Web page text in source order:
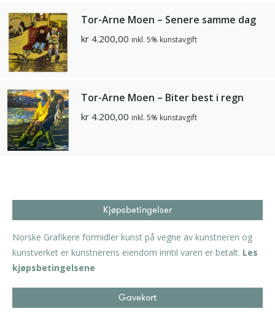
Tor-Arne Moen – Senere samme dag
kr 4.200,00 inkl. 5% kunstavgift
Tor-Arne Moen – Biter best i regn
kr 4.200,00 inkl. 5% kunstavgift
Kjøpsbetingelser
Norske Grafikere formidler kunst på vegne av kunstneren og
kunstverket er kunstnerens eiendom inntil varen er betalt. Les
kjøpsbetingelsene
Gavekort